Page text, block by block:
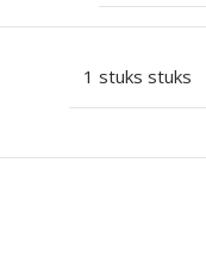
1 stuks stuks